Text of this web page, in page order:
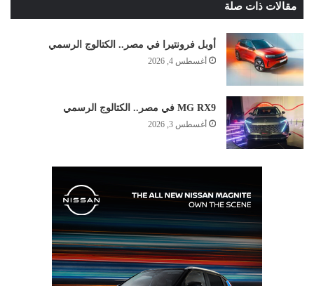
مقالات ذات صلة
أوبل فرونتيرا في مصر.. الكتالوج الرسمي
أغسطس 4, 2026
MG RX9 في مصر.. الكتالوج الرسمي
أغسطس 3, 2026